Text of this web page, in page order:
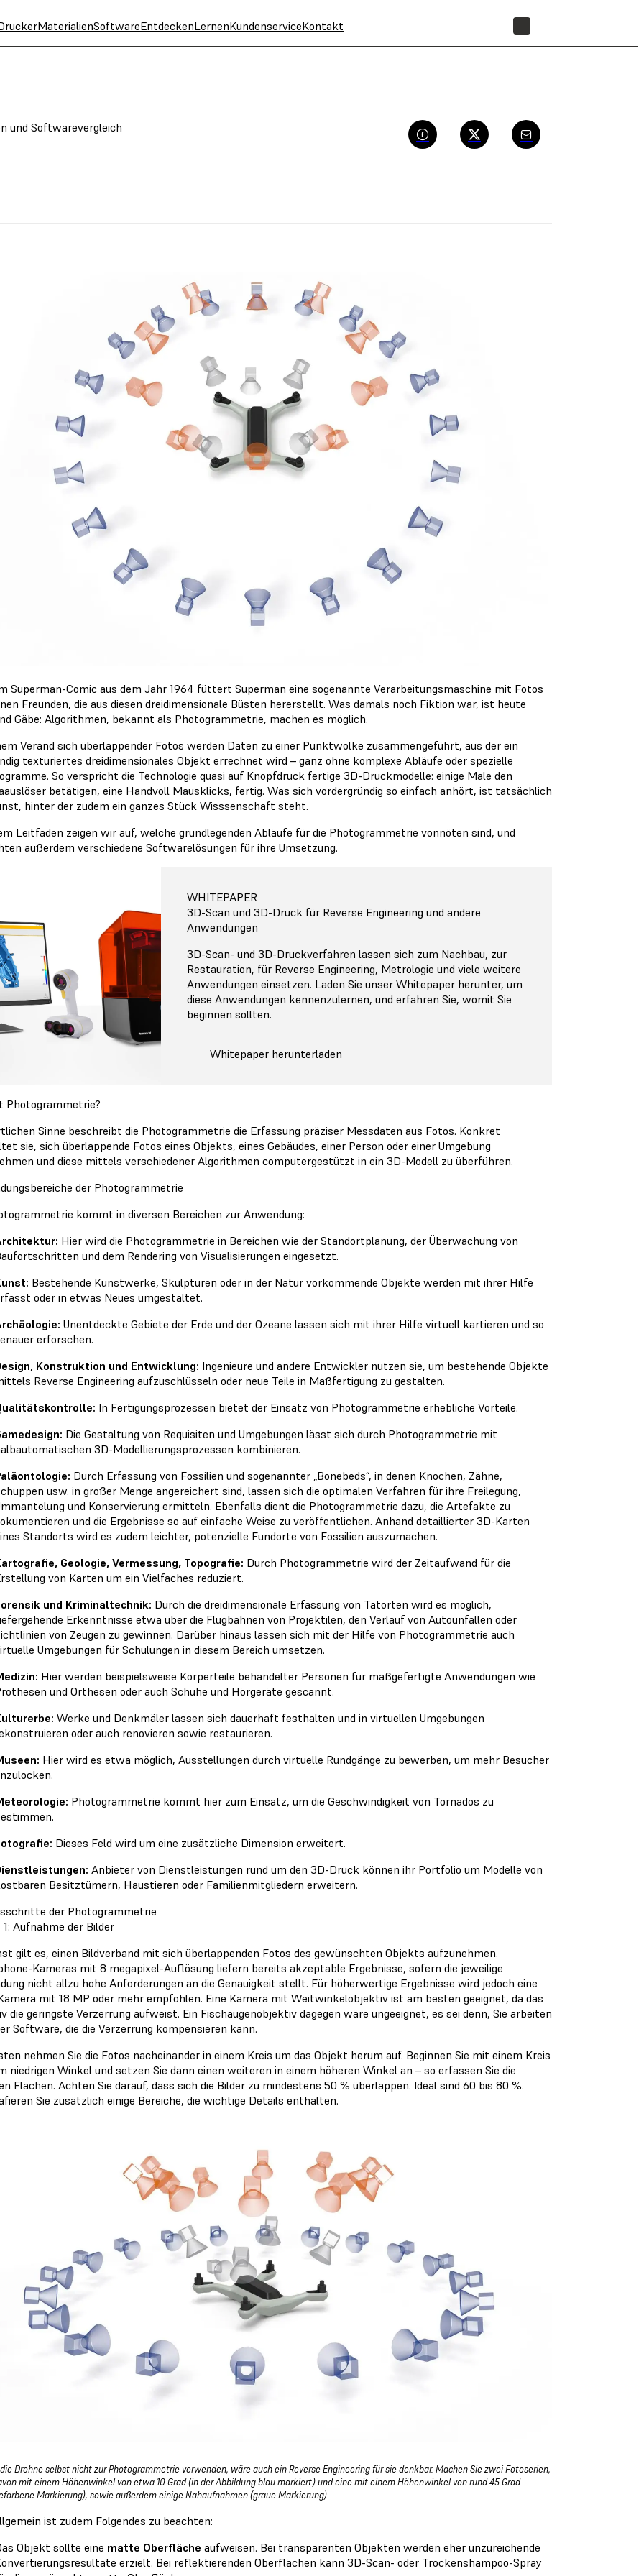
MaterialienSoftwareEntdeckenLernenKundenserviceKontakt
und Softwarevergleich
Superman-Comic aus dem Jahr 1964 füttert Superman eine sogenannte Verarbeitungsmaschine mit Fotos
Freunden, die aus diesen dreidimensionale Büsten hererstellt. Was damals noch Fiktion war, ist heute
Gäbe: Algorithmen, bekannt als Photogrammetrie, machen es möglich.
Verand sich überlappender Fotos werden Daten zu einer Punktwolke zusammengeführt, aus der ein
texturiertes dreidimensionales Objekt errechnet wird – ganz ohne komplexe Abläufe oder spezielle
So verspricht die Technologie quasi auf Knopfdruck fertige 3D-Druckmodelle: einige Male den
betätigen, eine Handvoll Mausklicks, fertig. Was sich vordergründig so einfach anhört, ist tatsächlich
hinter der zudem ein ganzes Stück Wisssenschaft steht.
Leitfaden zeigen wir auf, welche grundlegenden Abläufe für die Photogrammetrie vonnöten sind, und
außerdem verschiedene Softwarelösungen für ihre Umsetzung.
WHITEPAPER
3D-Scan und 3D-Druck für Reverse Engineering und andere
Anwendungen
3D-Scan- und 3D-Druckverfahren lassen sich zum Nachbau, zur
Restauration, für Reverse Engineering, Metrologie und viele weitere
Anwendungen einsetzen. Laden Sie unser Whitepaper herunter, um
diese Anwendungen kennenzulernen, und erfahren Sie, womit Sie
beginnen sollten.
Whitepaper herunterladen
Photogrammetrie?
Sinne beschreibt die Photogrammetrie die Erfassung präziser Messdaten aus Fotos. Konkret
sie, sich überlappende Fotos eines Objekts, eines Gebäudes, einer Person oder einer Umgebung
und diese mittels verschiedener Algorithmen computergestützt in ein 3D-Modell zu überführen.
der Photogrammetrie
kommt in diversen Bereichen zur Anwendung:
Hier wird die Photogrammetrie in Bereichen wie der Standortplanung, der Überwachung von
und dem Rendering von Visualisierungen eingesetzt.
Bestehende Kunstwerke, Skulpturen oder in der Natur vorkommende Objekte werden mit ihrer Hilfe
oder in etwas Neues umgestaltet.
Unentdeckte Gebiete der Erde und der Ozeane lassen sich mit ihrer Hilfe virtuell kartieren und so
erforschen.
Konstruktion und Entwicklung: Ingenieure und andere Entwickler nutzen sie, um bestehende Objekte
Reverse Engineering aufzuschlüsseln oder neue Teile in Maßfertigung zu gestalten.
In Fertigungsprozessen bietet der Einsatz von Photogrammetrie erhebliche Vorteile.
Die Gestaltung von Requisiten und Umgebungen lässt sich durch Photogrammetrie mit
3D-Modellierungsprozessen kombinieren.
Durch Erfassung von Fossilien und sogenannter „Bonebeds“, in denen Knochen, Zähne,
usw. in großer Menge angereichert sind, lassen sich die optimalen Verfahren für ihre Freilegung,
und Konservierung ermitteln. Ebenfalls dient die Photogrammetrie dazu, die Artefakte zu
und die Ergebnisse so auf einfache Weise zu veröffentlichen. Anhand detaillierter 3D-Karten
Standorts wird es zudem leichter, potenzielle Fundorte von Fossilien auszumachen.
Geologie, Vermessung, Topografie: Durch Photogrammetrie wird der Zeitaufwand für die
von Karten um ein Vielfaches reduziert.
und Kriminaltechnik: Durch die dreidimensionale Erfassung von Tatorten wird es möglich,
Erkenntnisse etwa über die Flugbahnen von Projektilen, den Verlauf von Autounfällen oder
von Zeugen zu gewinnen. Darüber hinaus lassen sich mit der Hilfe von Photogrammetrie auch
Umgebungen für Schulungen in diesem Bereich umsetzen.
Hier werden beispielsweise Körperteile behandelter Personen für maßgefertigte Anwendungen wie
und Orthesen oder auch Schuhe und Hörgeräte gescannt.
Werke und Denkmäler lassen sich dauerhaft festhalten und in virtuellen Umgebungen
oder auch renovieren sowie restaurieren.
Hier wird es etwa möglich, Ausstellungen durch virtuelle Rundgänge zu bewerben, um mehr Besucher
Photogrammetrie kommt hier zum Einsatz, um die Geschwindigkeit von Tornados zu
Dieses Feld wird um eine zusätzliche Dimension erweitert.
Anbieter von Dienstleistungen rund um den 3D-Druck können ihr Portfolio um Modelle von
Besitztümern, Haustieren oder Familienmitgliedern erweitern.
der Photogrammetrie
Aufnahme der Bilder
gilt es, einen Bildverband mit sich überlappenden Fotos des gewünschten Objekts aufzunehmen.
Kameras mit 8 megapixel-Auflösung liefern bereits akzeptable Ergebnisse, sofern die jeweilige
nicht allzu hohe Anforderungen an die Genauigkeit stellt. Für höherwertige Ergebnisse wird jedoch eine
mit 18 MP oder mehr empfohlen. Eine Kamera mit Weitwinkelobjektiv ist am besten geeignet, da das
die geringste Verzerrung aufweist. Ein Fischaugenobjektiv dagegen wäre ungeeignet, es sei denn, Sie arbeiten
Software, die die Verzerrung kompensieren kann.
nehmen Sie die Fotos nacheinander in einem Kreis um das Objekt herum auf. Beginnen Sie mit einem Kreis
niedrigen Winkel und setzen Sie dann einen weiteren in einem höheren Winkel an – so erfassen Sie die
Flächen. Achten Sie darauf, dass sich die Bilder zu mindestens 50 % überlappen. Ideal sind 60 bis 80 %.
Sie zusätzlich einige Bereiche, die wichtige Details enthalten.
Drohne selbst nicht zur Photogrammetrie verwenden, wäre auch ein Reverse Engineering für sie denkbar. Machen Sie zwei Fotoserien,
mit einem Höhenwinkel von etwa 10 Grad (in der Abbildung blau markiert) und eine mit einem Höhenwinkel von rund 45 Grad
Markierung), sowie außerdem einige Nahaufnahmen (graue Markierung).
ist zudem Folgendes zu beachten:
Objekt sollte eine matte Oberfläche aufweisen. Bei transparenten Objekten werden eher unzureichende
erzielt. Bei reflektierenden Oberflächen kann 3D-Scan- oder Trockenshampoo-Spray